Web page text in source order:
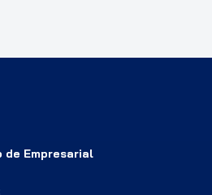
de Empresarial